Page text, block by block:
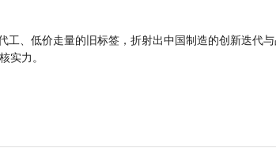
工、低价走量的旧标签，折射出中国制造的创新迭代
实力。